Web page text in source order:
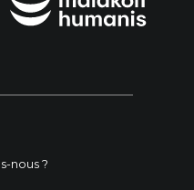
nous ?